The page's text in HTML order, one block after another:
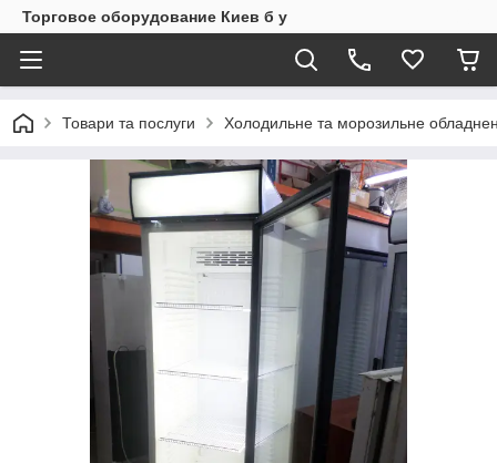
Торговое оборудование Киев б у
Товари та послуги Холодильне та морозильне